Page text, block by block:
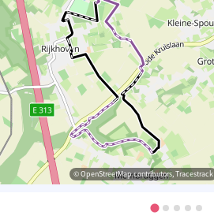
© OpenStreetMap contributors, Tracestrack